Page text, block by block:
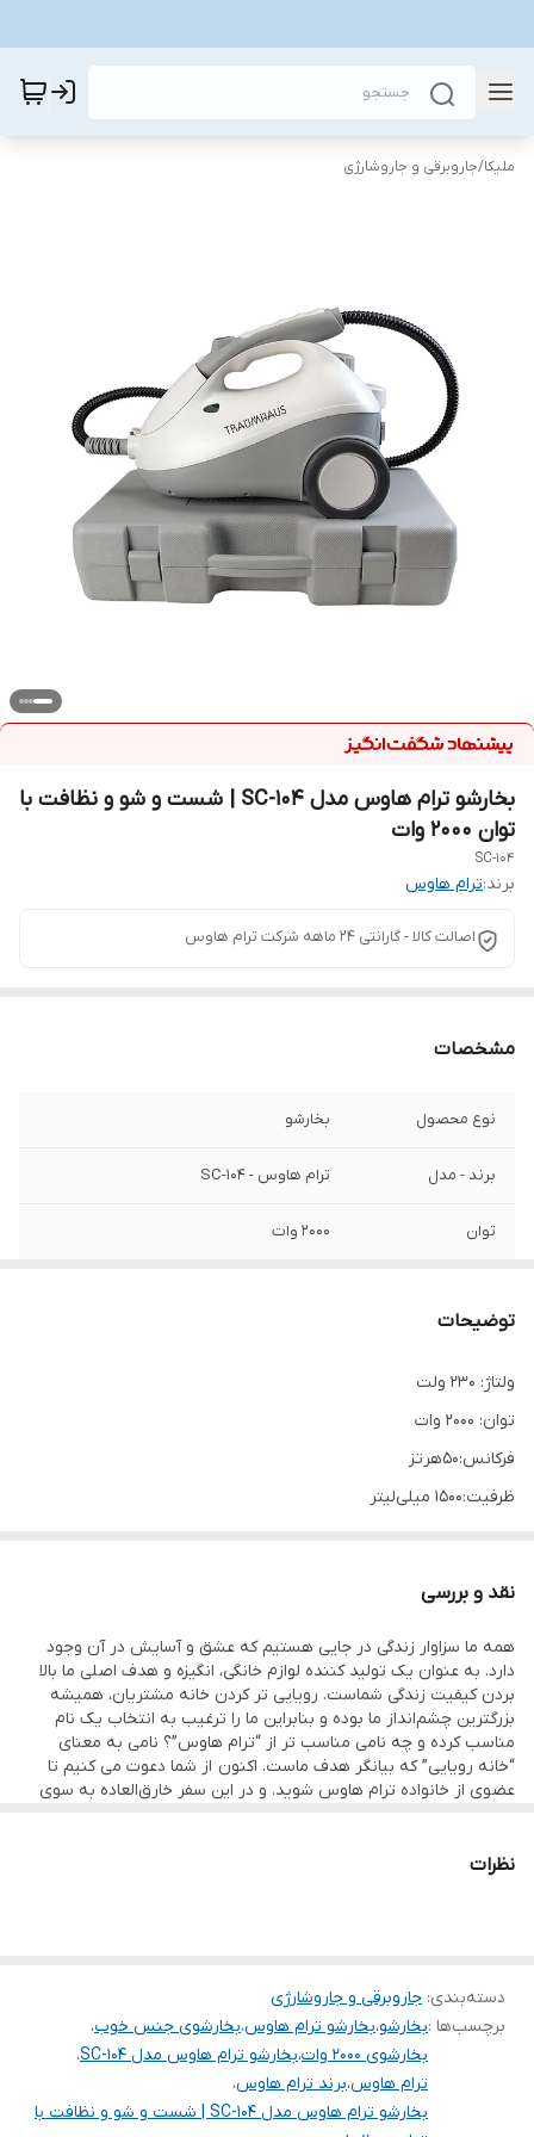
ملیکا/جاروبرقی و جاروشارژی
بخارشو ترام هاوس مدل SC-104 | شست و شو و نظافت با
توان ۲۰۰۰ وات
SC-104
برند:ترام هاوس
اصالت کالا - گارانتی ۲۴ ماهه شرکت ترام هاوس
مشخصات
نوع محصول بخارشو
برند - مدل ترام هاوس - SC-104
توان ۲۰۰۰ وات
دمای بخار
محدوده فشار
زمان آماده به کار با
قابلیت
خروج بخار ۴۵ الی ۵۰ گرم در دقیقه
زمان خروج بخار ۳۰ الی ۳۲ دقیقه
طول شلنگ ۲ متر
سایر توضیحات
توضیحات
ولتاژ: ۲۳۰ ولت
توان: ۲۰۰۰ وات
فرکانس:۵۰هرتز
ظرفیت:۱۵۰۰ میلی‌لیتر
زمان آماده‌به‌کار با فشار حدود ۷±۱ دقیقه
قابلیت : آبگیری ۱۵۰۰ میلی‌لیتر
خروج بخار ۴۵±۵ گرم در دقیقه
زمان خروج بخار حدود ۳۰±۲ دقیقه
قابلیت : طول شلنگ ۲ متر
طول سیم برق ۳ متر
زمان خروج بخار با برس کف حدود ۲۸ دقیقه
نقد و بررسی
همه ما سزاوار زندگی در جایی هستیم که عشق و آسایش در آن وجود
دارد. به عنوان یک تولید کننده لوازم خانگی، انگیزه و هدف اصلی ما بالا
بردن کیفیت زندگی شماست. رویایی‌ تر کردن خانه مشتریان، همیشه
بزرگترین چشم‌انداز ما بوده و بنابراین ما را ترغیب به انتخاب یک نام
مناسب کرده و چه نامی مناسب ‌تر از “ترام هاوس”؟ نامی به معنای
“خانه رویایی” که بیانگر هدف ماست. اکنون از شما دعوت می کنیم تا
عضوی از خانواده ترام هاوس شوید. و در این سفر خارق‌العاده به سوی
است. آیا برای در آغوش کشیدن رویایتان آماده اید تا آن را از آن خود
نظرات
دسته‌بندی: جاروبرقی و جاروشارژی
برچسب‌ها :بخارشو،بخارشو ترام هاوس،بخارشوی جنس خوب،
بخارشوی ۲۰۰۰ وات
،بخارشو ترام هاوس مدل SC-104
،
ترام هاوس،برند ترام هاوس،
بخارشو ترام هاوس مدل SC-104 | شست و شو و نظافت با